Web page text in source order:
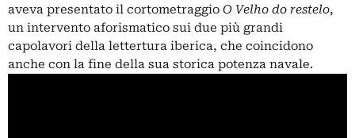
aveva presentato il cortometraggio O Velho do restelo,
un intervento aforismatico sui due più grandi
capolavori della lettertura iberica, che coincidono
anche con la fine della sua storica potenza navale.